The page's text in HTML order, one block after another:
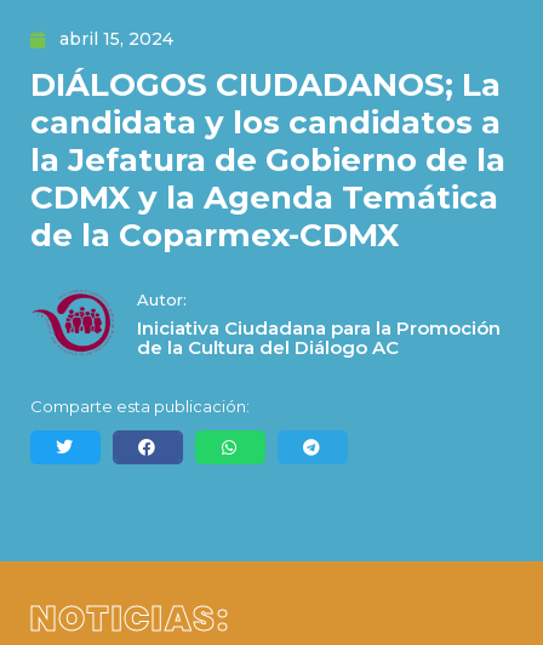
abril 15, 2024
DIÁLOGOS CIUDADANOS; La
candidata y los candidatos a
la Jefatura de Gobierno de la
CDMX y la Agenda Temática
de la Coparmex-CDMX
Autor:
Iniciativa Ciudadana para la Promoción
de la Cultura del Diálogo AC
Comparte esta publicación:
NOTICIAS: